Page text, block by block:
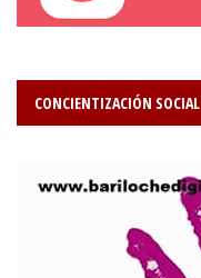
CONCIENTIZACIÓN SOCIAL